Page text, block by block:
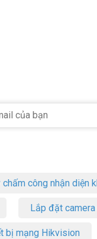
chấm công nhận diện
Lắp đặt
bị mạng Hikvision